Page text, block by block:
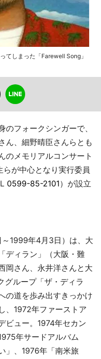
てしまった「Farewell Song」
フォークシンガーで、
ん、細野晴臣さんらとも
のメモリアルコンサート
が中心となり実行委員
0599-85-2101）が設立
1999年4月3日）は、大
ディラン」（大阪・難
岡さん、永井洋さんと大
グループ「ザ・ディラ
の道を歩み出すきっかけ
、1972年ファーストア
ビュー。1974年セカン
年サードアルバム
」、1976年「南米旅